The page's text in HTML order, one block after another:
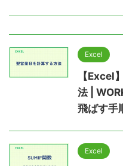
Excel
【Excel
法 |
飛ばす手
Excel